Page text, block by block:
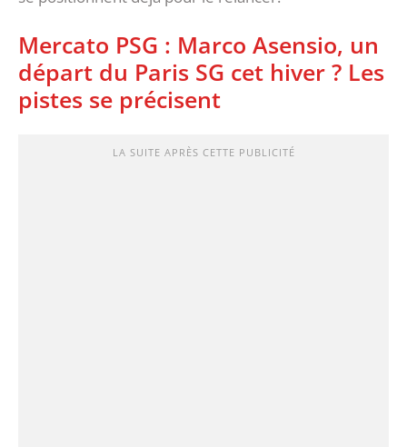
Mercato PSG : Marco Asensio, un
départ du Paris SG cet hiver ? Les
pistes se précisent
LA SUITE APRÈS CETTE PUBLICITÉ